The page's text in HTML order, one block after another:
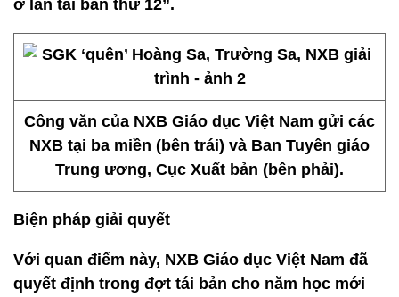
ở lần tái bản thứ 12”.
Công văn của NXB Giáo dục Việt Nam gửi các
NXB tại ba miền (bên trái) và Ban Tuyên giáo
Trung ương, Cục Xuất bản (bên phải).
Biện pháp giải quyết
Với quan điểm này, NXB Giáo dục Việt Nam đã
quyết định trong đợt tái bản cho năm học mới